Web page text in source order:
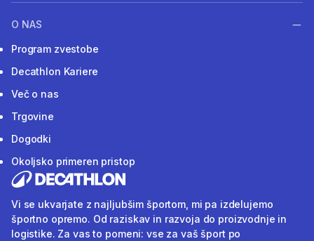
O NAS
Program zvestobe
Decathlon Kariere
Več o nas
Trgovine
Dogodki
Okoljsko primeren pristop
Vi se ukvarjate z najljubšim športom, mi pa izdelujemo
športno opremo. Od raziskav in razvoja do proizvodnje in
logistike. Za vas to pomeni: vse za vaš šport po